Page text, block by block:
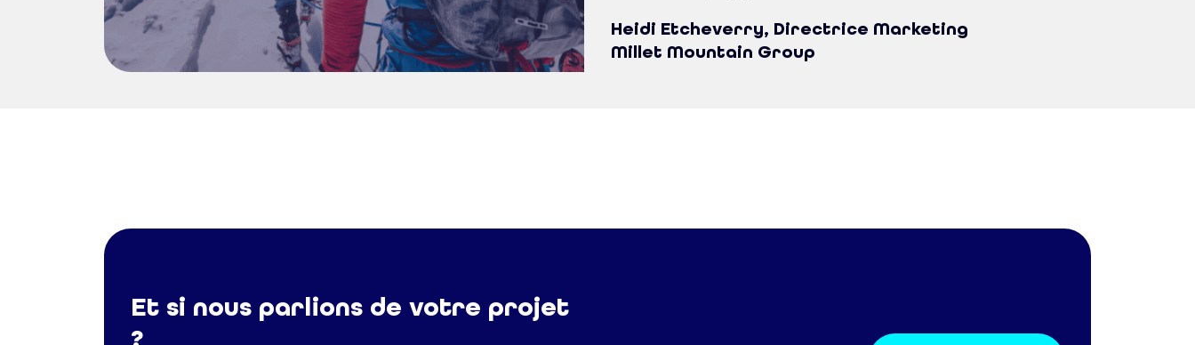
Heidi Etcheverry, Directrice Marketing
Millet Mountain Group
Et si nous parlions de votre projet